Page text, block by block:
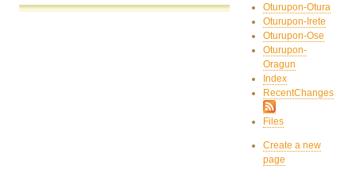
Oturupon-Otura
Oturupon-Irete
Oturupon-Ose
Oturupon-
Oragun
Index
RecentChanges
Files
Create a new
page